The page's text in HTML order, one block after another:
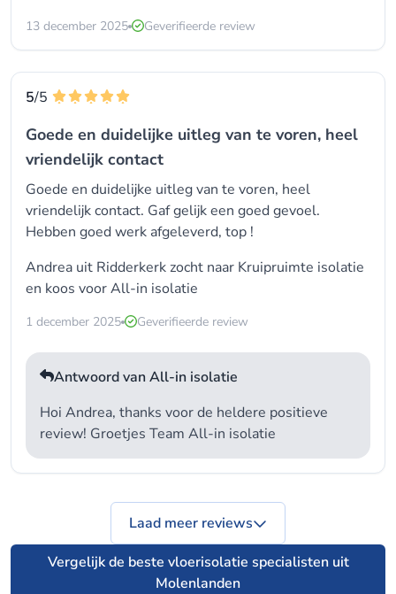
13 december 2025 Geverifieerde review
5/5
Goede en duidelijke uitleg van te voren, heel
vriendelijk contact
Goede en duidelijke uitleg van te voren, heel
vriendelijk contact. Gaf gelijk een goed gevoel.
Hebben goed werk afgeleverd, top !
Andrea uit Ridderkerk zocht naar Kruipruimte isolatie
en koos voorAll-in isolatie
1 december 2025 Geverifieerde review
Antwoord van All-in isolatie
Hoi Andrea, thanks voor de heldere positieve
review! Groetjes Team All-in isolatie
Vergelijk de beste vloerisolatie specialisten uit
Molenlanden
Laad meer reviews